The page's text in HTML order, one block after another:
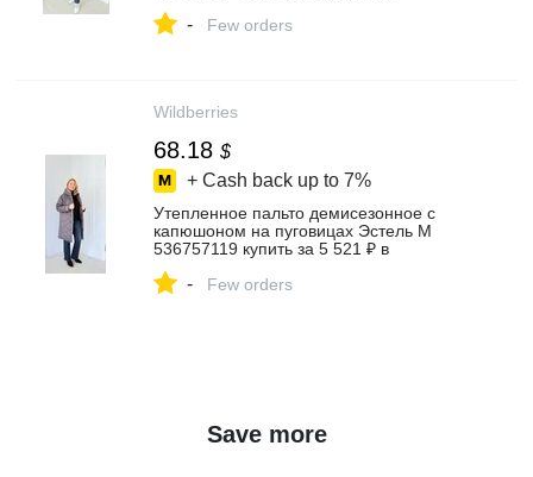
- Few orders
Wildberries
68.18 $
+ Cash back up to 7%
Утепленное пальто демисезонное с
капюшоном на пуговицах Эстель М
536757119 купить за 5 521 ₽ в
- Few orders
Save more